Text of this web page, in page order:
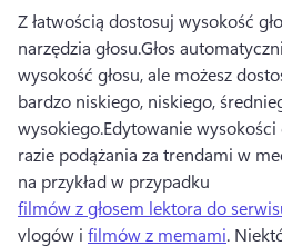
Z łatwością dostosuj wysokość
narzędzia głosu.Głos
wysokość głosu, ale możesz
bardzo niskiego, niskiego,
wysokiego.Edytowanie
razie podążania za trendami w
na przykład w przypadku
filmów z głosem lektora do
vlogów i filmów z memami.